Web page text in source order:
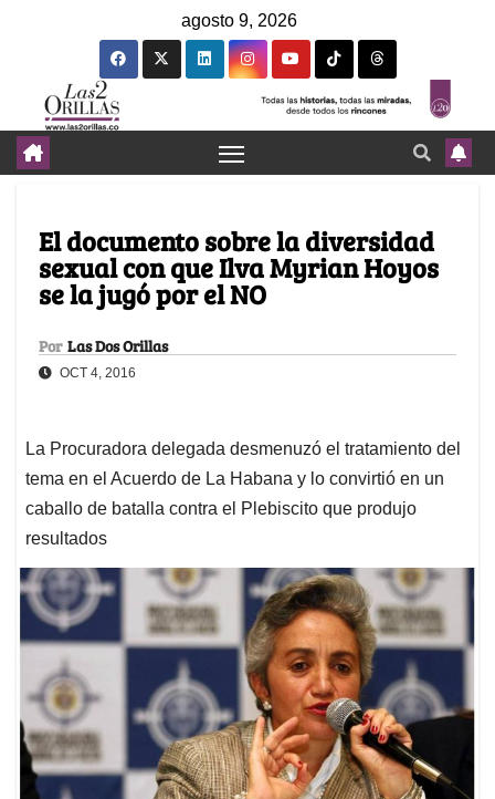
agosto 9, 2026
El documento sobre la diversidad
sexual con que Ilva Myrian Hoyos
se la jugó por el NO
Por Las Dos Orillas
OCT 4, 2016
La Procuradora delegada desmenuzó el tratamiento del
tema en el Acuerdo de La Habana y lo convirtió en un
caballo de batalla contra el Plebiscito que produjo
resultados